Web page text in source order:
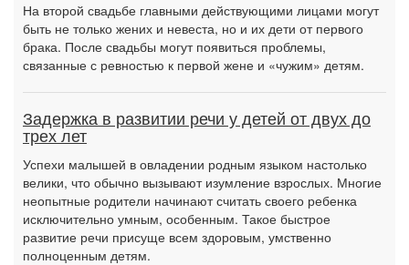
На второй свадьбе главными действующими лицами могут
быть не только жених и невеста, но и их дети от первого
брака. После свадьбы могут появиться проблемы,
связанные с ревностью к первой жене и «чужим» детям.
Задержка в развитии речи у детей от двух до
трех лет
Успехи малышей в овладении родным языком настолько
велики, что обычно вызывают изумление взрослых. Многие
неопытные родители начинают считать своего ребенка
исключительно умным, особенным. Такое быстрое
развитие речи присуще всем здоровым, умственно
полноценным детям.